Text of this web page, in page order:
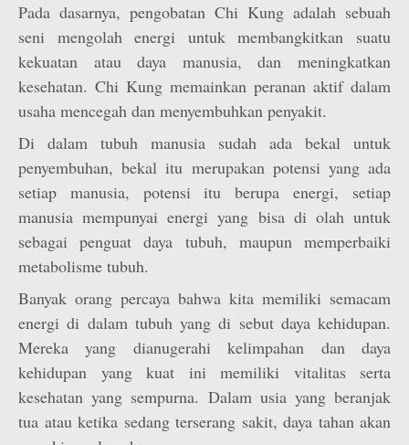
Pada dasarnya, pengobatan Chi Kung adalah sebuah
seni mengolah energi untuk membangkitkan suatu
kekuatan atau daya manusia, dan meningkatkan
kesehatan. Chi Kung memainkan peranan aktif dalam
usaha mencegah dan menyembuhkan penyakit.
Di dalam tubuh manusia sudah ada bekal untuk
penyembuhan, bekal itu merupakan potensi yang ada
setiap manusia, potensi itu berupa energi, setiap
manusia mempunyai energi yang bisa di olah untuk
sebagai penguat daya tubuh, maupun memperbaiki
metabolisme tubuh.
Banyak orang percaya bahwa kita memiliki semacam
energi di dalam tubuh yang di sebut daya kehidupan.
Mereka yang dianugerahi kelimpahan dan daya
kehidupan yang kuat ini memiliki vitalitas serta
kesehatan yang sempurna. Dalam usia yang beranjak
tua atau ketika sedang terserang sakit, daya tahan akan